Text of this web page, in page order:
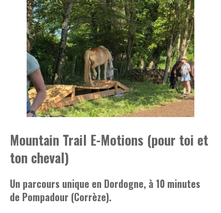
Mountain Trail E-Motions (pour toi et
ton cheval)
Un parcours unique en Dordogne, à 10 minutes
de Pompadour (Corrèze).